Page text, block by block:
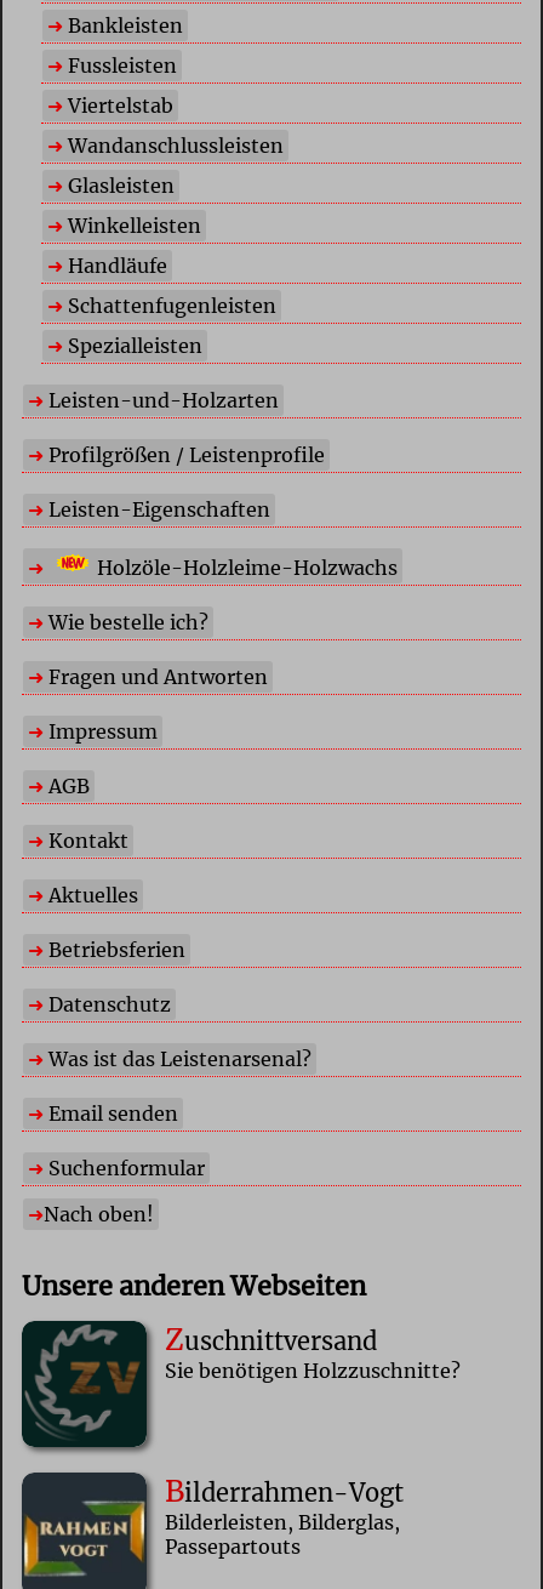
Bankleisten
Fussleisten
Viertelstab
Wandanschlussleisten
Glasleisten
Winkelleisten
Handläufe
Schattenfugenleisten
Spezialleisten
Leisten-und-Holzarten
Profilgrößen / Leistenprofile
Leisten-Eigenschaften
Holzöle-Holzleime-Holzwachs
Wie bestelle ich?
Fragen und Antworten
Impressum
AGB
Kontakt
Aktuelles
Betriebsferien
Datenschutz
Was ist das Leistenarsenal?
Email senden
Suchenformular
Nach oben!
Unsere anderen Webseiten
Zuschnittversand
Sie benötigen Holzzuschnitte?
Bilderrahmen-Vogt
Bilderleisten, Bilderglas,
Passepartouts